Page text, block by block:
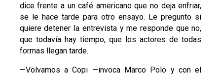
dice frente a un café americano que no deja enfriar,
se le hace tarde para otro ensayo. Le pregunto si
quiere detener la entrevista y me responde que no,
que todavía hay tiempo, que los actores de todas
formas llegan tarde.
—Volvamos a Copi —invoca Marco Polo y con el